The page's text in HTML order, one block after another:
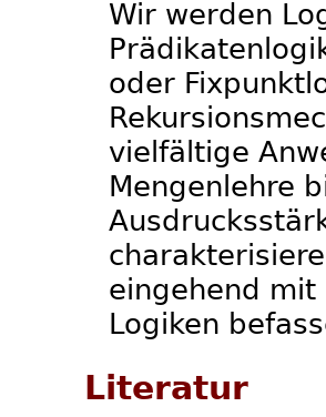
Wir werden
oder
vielfältige
Mengenlehre
eingehend mit
Logiken
Literatur